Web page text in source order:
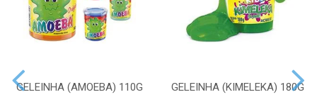
GELEINHA (AMOEBA) 110G GELEINHA (KIMELEKA) 180G